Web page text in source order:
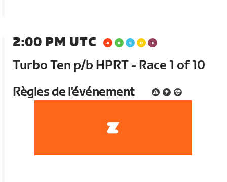
2:00 PM UTC
Turbo Ten p/b HPRT - Race 1 of 10
Règles de l'événement